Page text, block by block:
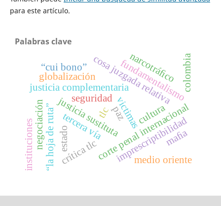
para este artículo.
Palabras clave
corte penal internacional
justicia complementaria
justicia sustituta
cosa juzgada relativa
imprescriptibilidad
victimas
“la hoja de ruta”
fundamentalismo
seguridad
paz
medio oriente
tercera vía
crítica tlc
tlc
colombia
negociación
globalización
cultura
estado
instituciones
“cui bono” narcotráﬁco
maﬁa